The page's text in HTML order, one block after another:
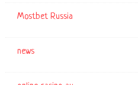
Mostbet Russia
news